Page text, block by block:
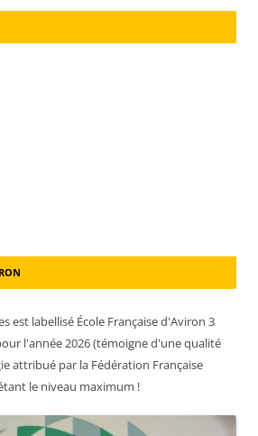
est labellisé École Française d'Aviron 3
l'année 2026 (témoigne d'une qualité
attribué par la Fédération Française
le niveau maximum !